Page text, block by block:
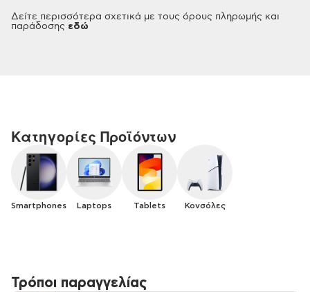
Δείτε περισσότερα σχετικά με τους όρους πληρωμής και
παράδοσης εδώ
Κατηγορίες Προϊόντων
Smartphones Laptops Tablets Κονσόλες
Τρόποι παραγγελίας